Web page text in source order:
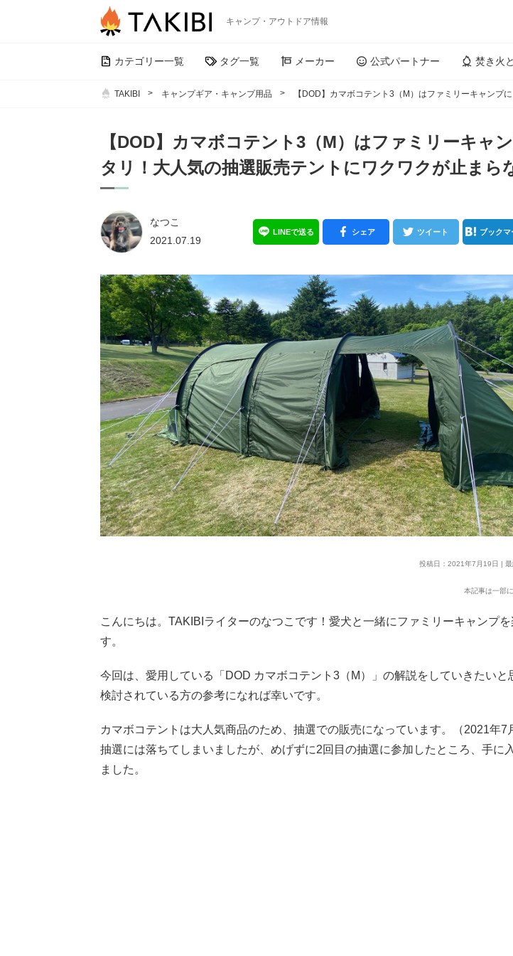
キャンプ・アウトドア情報
カテゴリー一覧 タグ一覧 メーカー 公式パートナー 焚き火
TAKIBI キャンプギア・キャンプ用品 【DOD】カマボコテント3（M）はファミリーキャンプ
【DOD】カマボコテント3（M）はファミリーキャ
タリ！大人気の抽選販売テントにワクワクが止まら
なつこ
2021.07.19
LINEで送る シェア ツイート ブックマ
投稿日：2021年7月19日 |
本記事は一部
こんにちは。TAKIBIライターのなつこです！愛犬と一緒にファミリーキャンプを
す。
今回は、愛用している「DOD カマボコテント3（M）」の解説をしていきたいと
検討されている方の参考になれば幸いです。
カマボコテントは大人気商品のため、抽選での販売になっています。（2021年7
抽選には落ちてしまいましたが、めげずに2回目の抽選に参加したところ、手に
ました。